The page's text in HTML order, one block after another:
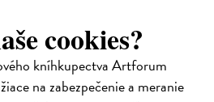
cookies?
kníhkupectva Artforum
na zabezpečenie a meranie
vonia! Ariol sedí v triede rovno za ňou
komplimentami. Dokonca si
ju miluje.